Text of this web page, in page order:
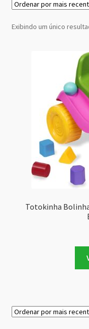
Exibindo um único
Totokinha